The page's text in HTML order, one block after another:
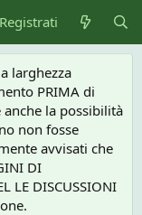
Registrati
larghezza
PRIMA di
la possibilità
non fosse
avvisati che
DI
LE DISCUSSIONI